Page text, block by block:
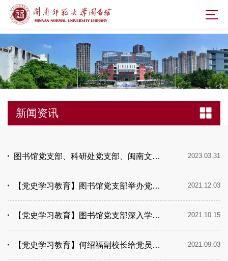
新闻资讯
图书馆党支部、科研处党支部、闽南文化研究院党支部联合开展“弘扬中华民族精神，铸牢中华民族共同体意识”主题学习活动 2023.03.31
【党史学习教育】图书馆党支部举办党史学习教育专题知识竞赛 2021.12.03
【党史学习教育】图书馆党支部深入学习中国共产党人的精神谱系 2021.10.15
【党史学习教育】何绍福副校长给党员干部上党课 2021.09.03